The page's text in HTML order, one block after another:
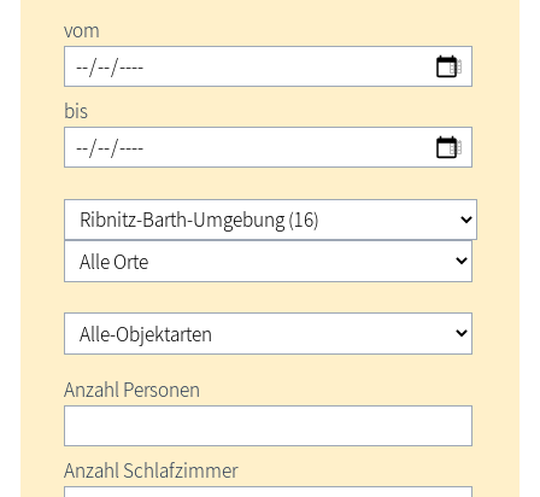
Urlaubsorte
Karten
Freizeit
Wissenswertes
Veranstaltungen
Blog
vom
bis
Anzahl Personen
Anzahl Schlafzimmer